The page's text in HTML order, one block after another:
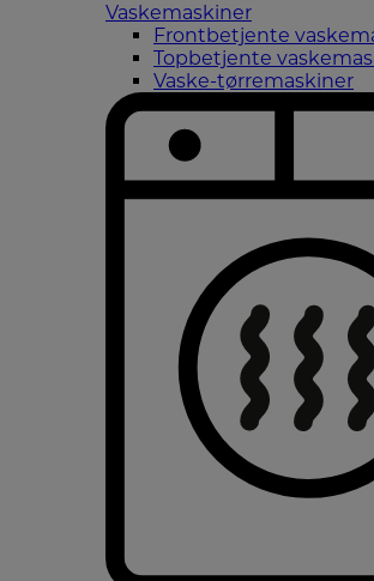
Vaskemaskiner
Frontbetjente
Topbetjente
Vaske-tørremaskiner